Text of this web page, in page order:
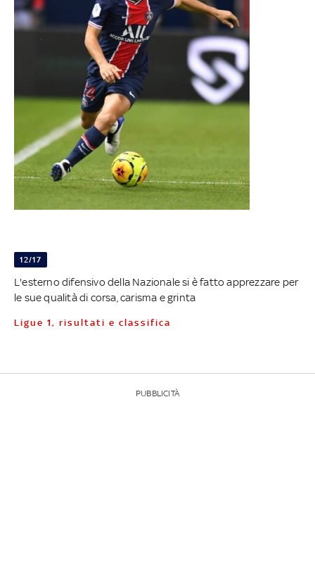
12/17
L'esterno difensivo della Nazionale si è fatto apprezzare per
le sue qualità di corsa, carisma e grinta
Ligue 1, risultati e classifica
PUBBLICITÀ